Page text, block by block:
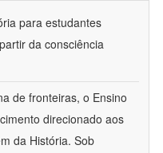
para estudantes
da consciência
de fronteiras, o Ensino
direcionado aos
da História. Sob